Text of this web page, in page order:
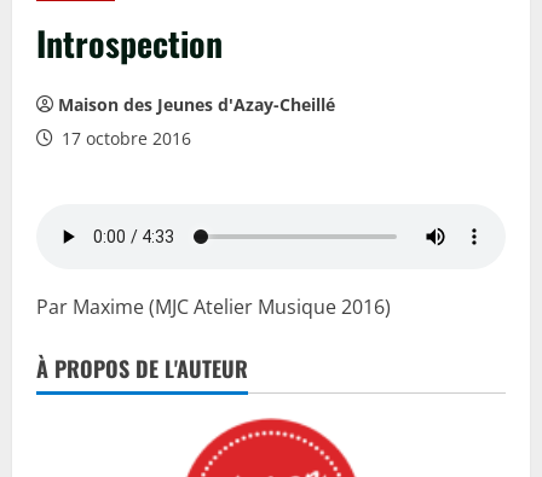
Introspection
Maison des Jeunes d'Azay-Cheillé
17 octobre 2016
Par Maxime (MJC Atelier Musique 2016)
À PROPOS DE L'AUTEUR